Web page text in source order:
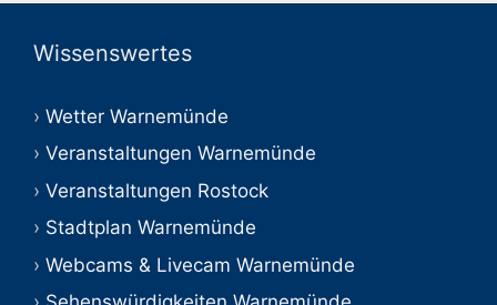
Wissenswertes
Wetter Warnemünde
Veranstaltungen Warnemünde
Veranstaltungen Rostock
Stadtplan Warnemünde
Webcams & Livecam Warnemünde